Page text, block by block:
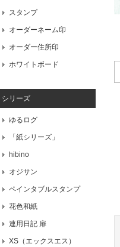
スタンプ
オーダーネーム印
オーダー住所印
ホワイトボード
シリーズ
ゆるログ
「紙シリーズ」
hibino
オジサン
ペインタブルスタンプ
花色和紙
連用日記 扉
XS（エックスエス）